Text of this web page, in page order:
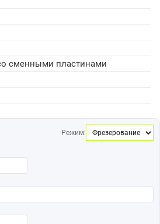
сменными пластинами
Режим: